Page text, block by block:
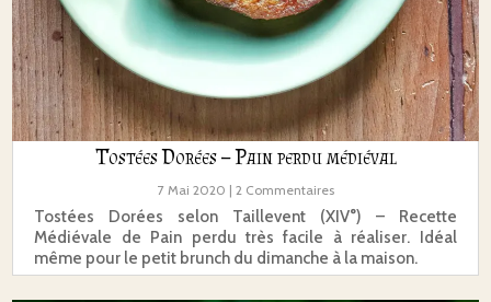
Tostées Dorées – Pain perdu médiéval
7 Mai 2020 | 2 Commentaires
Tostées Dorées selon Taillevent (XIV°) – Recette
Médiévale de Pain perdu très facile à réaliser. Idéal
même pour le petit brunch du dimanche à la maison.